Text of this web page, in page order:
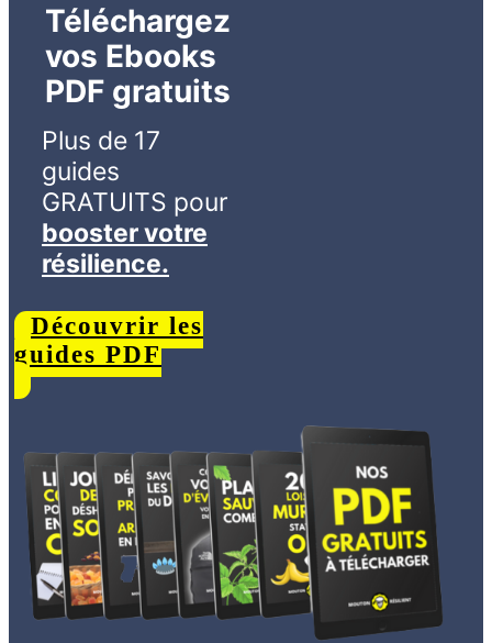
Téléchargez
vos Ebooks
PDF gratuits
Plus de 17
guides
GRATUITS pour
booster votre
résilience.
Découvrir les
guides PDF